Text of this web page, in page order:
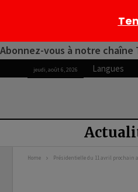
Abonnez-vous à notre chaîne
jeudi, août 6, 2026 Langues
Home Présidentielle du 11 avril prochain